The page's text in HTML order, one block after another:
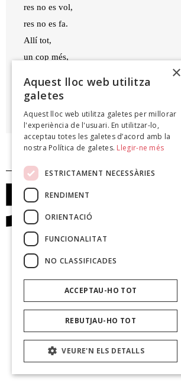
res no es vol,
res no es fa.
Allí tot,
un cop més,
Epigramari, 2021
×
Aquest lloc web utilitza
galetes
Aquest lloc web utilitza galetes per millorar
l'experiència de l'usuari. En utilitzar-lo,
acceptau totes les galetes d’acord amb la
nostra Política de galetes. Llegir-ne més
ESTRICTAMENT NECESSÀRIES
RENDIMENT
ORIENTACIÓ
FUNCIONALITAT
NO CLASSIFICADES
ACCEPTAU-HO TOT
REBUTJAU-HO TOT
VEURE'N ELS DETALLS